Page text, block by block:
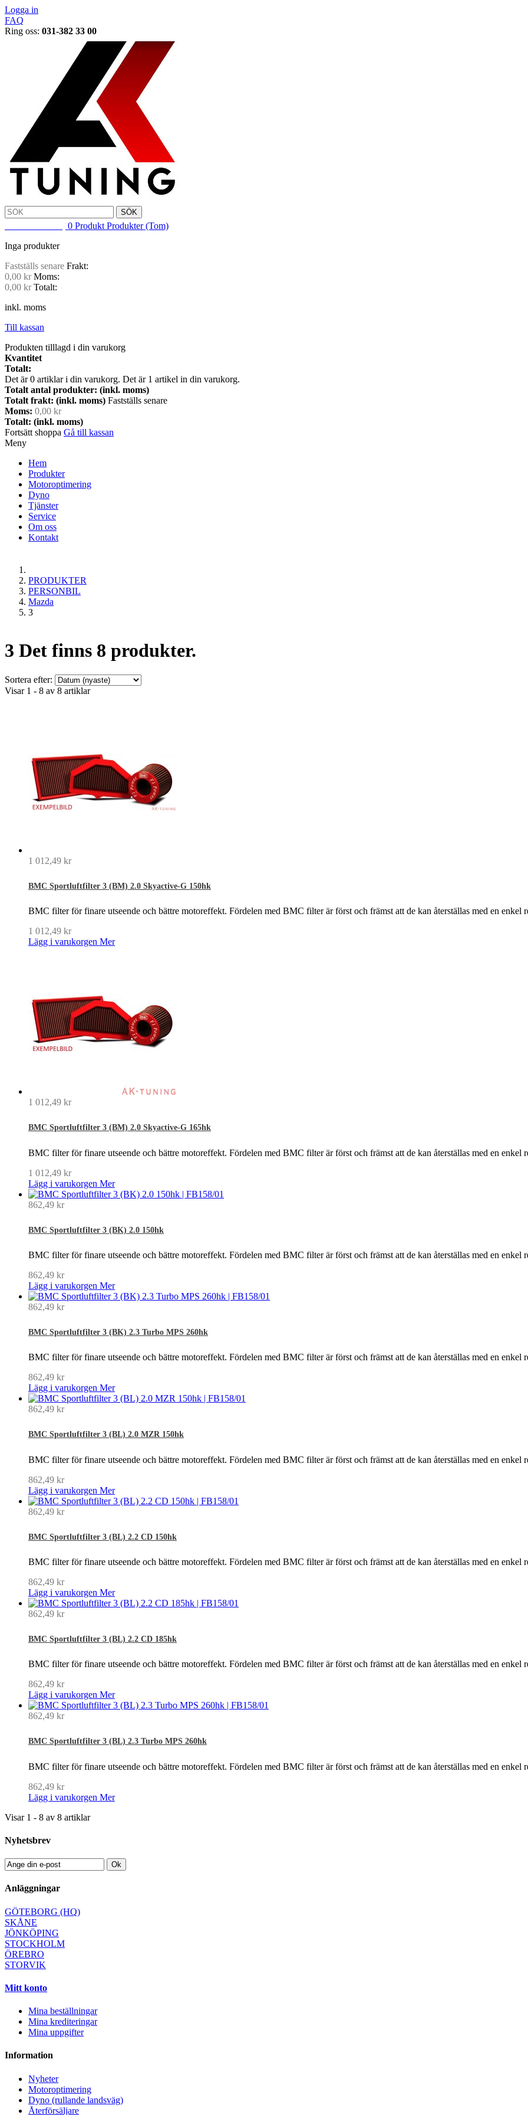
Logga in
FAQ
Ring oss: 031-382 33 00
SÖK
0 Produkt Produkter (Tom)
Inga produkter
Fastställs senare Frakt:
0,00 kr Moms:
0,00 kr Totalt:
inkl. moms
Till kassan
Produkten tilllagd i din varukorg
Kvantitet
Totalt:
Det är0 artiklar i din varukorg. Det är 1 artikel in din varukorg.
Totalt antal produkter: (inkl. moms)
Totalt frakt: (inkl. moms) Fastställs senare
Moms: 0,00 kr
Totalt: (inkl. moms)
Fortsätt shoppa Gå till kassan
Meny
Hem
Produkter
Motoroptimering
Dyno
Tjänster
Service
Om oss
Kontakt
PRODUKTER
PERSONBIL
Mazda
3
3 Det finns 8 produkter.
Sortera efter:
Visar 1 - 8 av 8 artiklar
1 012,49 kr
BMC Sportluftfilter 3 (BM) 2.0 Skyactive-G 150hk
BMC filter för finare utseende och bättre motoreffekt. Fördelen med BMC filter är först och främst att de kan återställas med en enkel
1 012,49 kr
Lägg i varukorgen Mer
1 012,49 kr
BMC Sportluftfilter 3 (BM) 2.0 Skyactive-G 165hk
BMC filter för finare utseende och bättre motoreffekt. Fördelen med BMC filter är först och främst att de kan återställas med en enkel
1 012,49 kr
Lägg i varukorgen Mer
862,49 kr
BMC Sportluftfilter 3 (BK) 2.0 150hk
BMC filter för finare utseende och bättre motoreffekt. Fördelen med BMC filter är först och främst att de kan återställas med en enkel
862,49 kr
Lägg i varukorgen Mer
862,49 kr
BMC Sportluftfilter 3 (BK) 2.3 Turbo MPS 260hk
BMC filter för finare utseende och bättre motoreffekt. Fördelen med BMC filter är först och främst att de kan återställas med en enkel
862,49 kr
Lägg i varukorgen Mer
862,49 kr
BMC Sportluftfilter 3 (BL) 2.0 MZR 150hk
BMC filter för finare utseende och bättre motoreffekt. Fördelen med BMC filter är först och främst att de kan återställas med en enkel
862,49 kr
Lägg i varukorgen Mer
862,49 kr
BMC Sportluftfilter 3 (BL) 2.2 CD 150hk
BMC filter för finare utseende och bättre motoreffekt. Fördelen med BMC filter är först och främst att de kan återställas med en enkel
862,49 kr
Lägg i varukorgen Mer
862,49 kr
BMC Sportluftfilter 3 (BL) 2.2 CD 185hk
BMC filter för finare utseende och bättre motoreffekt. Fördelen med BMC filter är först och främst att de kan återställas med en enkel
862,49 kr
Lägg i varukorgen Mer
862,49 kr
BMC Sportluftfilter 3 (BL) 2.3 Turbo MPS 260hk
BMC filter för finare utseende och bättre motoreffekt. Fördelen med BMC filter är först och främst att de kan återställas med en enkel
862,49 kr
Lägg i varukorgen Mer
Visar 1 - 8 av 8 artiklar
Nyhetsbrev
Ok
Anläggningar
GÖTEBORG (HQ)
SKÅNE
JÖNKÖPING
STOCKHOLM
ÖREBRO
STORVIK
Mitt konto
Mina beställningar
Mina krediteringar
Mina uppgifter
Information
Nyheter
Motoroptimering
Dyno (rullande landsväg)
Återförsäljare